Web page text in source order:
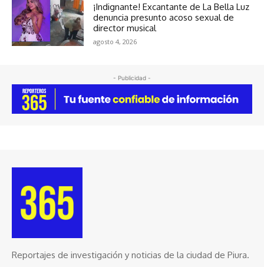
¡Indignante! Excantante de La Bella Luz
denuncia presunto acoso sexual de
director musical
agosto 4, 2026
- Publicidad -
Reportajes de investigación y noticias de la ciudad de Piura.